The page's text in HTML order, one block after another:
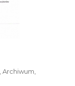
,Archiwum